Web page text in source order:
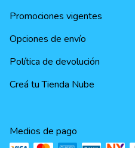
Promociones vigentes
Opciones de envío
Política de devolución
Creá tu Tienda Nube
Medios de pago